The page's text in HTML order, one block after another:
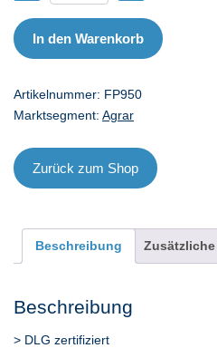
DLG
9x50
Menge
In den Warenkorb
Artikelnummer: FP950
Marktsegment: Agrar
Zurück zum Shop
Beschreibung
Beschreibung
> DLG zertifiziert